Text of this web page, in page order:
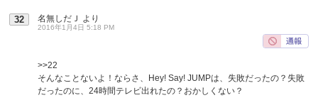
32 名無しだＪ より
2016年1月4日 5:18 PM
>>22
そんなことないよ！ならさ、Hey! Say! JUMPは、失敗だったの？失敗
だったのに、24時間テレビ出れたの？おかしくない？